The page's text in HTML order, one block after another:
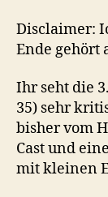
Disclaimer:
Ende gehört
Ihr seht die
35) sehr
bisher vom
Cast und
mit kleinen